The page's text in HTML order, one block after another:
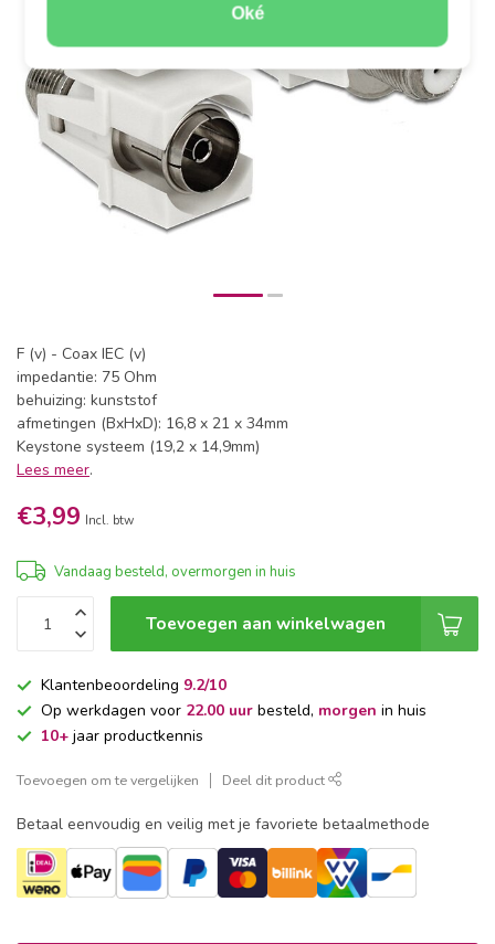
Oké
F (v) - Coax IEC (v)
impedantie: 75 Ohm
behuizing: kunststof
afmetingen (BxHxD): 16,8 x 21 x 34mm
Keystone systeem (19,2 x 14,9mm)
Lees meer.
€3,99 Incl. btw
Vandaag besteld, overmorgen in huis
Toevoegen aan winkelwagen
Klantenbeoordeling 9.2/10
Op werkdagen voor 22.00 uur besteld, morgen in huis
10+ jaar productkennis
Toevoegen om te vergelijken Deel dit product
Betaal eenvoudig en veilig met je favoriete betaalmethode